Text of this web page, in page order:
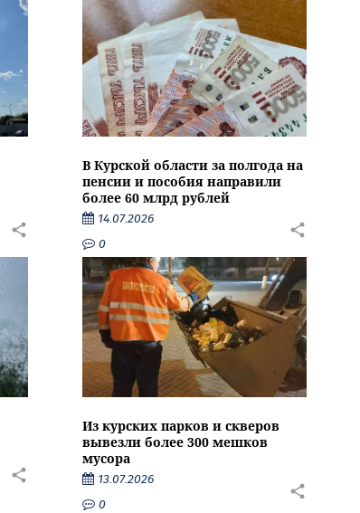
В Курской области за полгода на
пенсии и пособия направили
более 60 млрд рублей
14.07.2026
0
Из курских парков и скверов
вывезли более 300 мешков
мусора
13.07.2026
0